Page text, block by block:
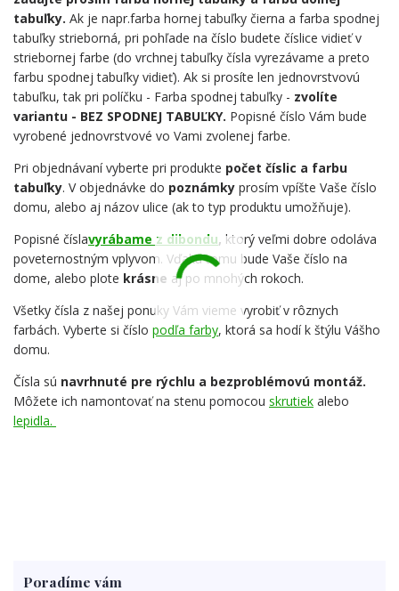
tabuľky. Ak je napr.farba hornej tabuľky čierna a farba spodnej
tabuľky strieborná, pri pohľade na číslo budete číslice vidieť v
striebornej farbe (do vrchnej tabuľky čísla vyrezávame a preto
farbu spodnej tabuľky vidieť). Ak si prosíte len jednovrstvovú
tabuľku, tak pri políčku - Farba spodnej tabuľky - zvolíte
variantu - BEZ SPODNEJ TABUĽKY. Popisné číslo Vám bude
vyrobené jednovrstvové vo Vami zvolenej farbe.
Pri objednávaní vyberte pri produkte počet číslic a farbu
tabuľky. V objednávke do poznámky prosím vpíšte Vaše číslo
domu, alebo aj názov ulice (ak to typ produktu umožňuje).
Popisné číslavyrábame z dibondu, ktorý veľmi dobre odoláva
poveternostným vplyvom. Vďaka tomu bude Vaše číslo na
dome, alebo plote krásne aj po mnohých rokoch.
Všetky čísla z našej ponuky Vám vieme vyrobiť v rôznych
farbách. Vyberte si číslo podľa farby, ktorá sa hodí k štýlu Vášho
domu.
Čísla sú navrhnuté pre rýchlu a bezproblémovú montáž.
Môžete ich namontovať na stenu pomocou skrutiek alebo
lepidla.
Poradíme vám